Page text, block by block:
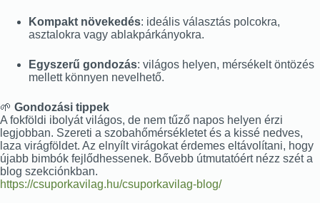
Kompakt növekedés: ideális választás polcokra,
asztalokra vagy ablakpárkányokra.
Egyszerű gondozás: világos helyen, mérsékelt öntözés
mellett könnyen nevelhető.
🌱 Gondozási tippek
A fokföldi ibolyát világos, de nem tűző napos helyen érzi
legjobban. Szereti a szobahőmérsékletet és a kissé nedves,
laza virágföldet. Az elnyílt virágokat érdemes eltávolítani, hogy
újabb bimbók fejlődhessenek. Bővebb útmutatóért nézz szét a
blog szekciónkban.
https://csuporkavilag.hu/csuporkavilag-blog/